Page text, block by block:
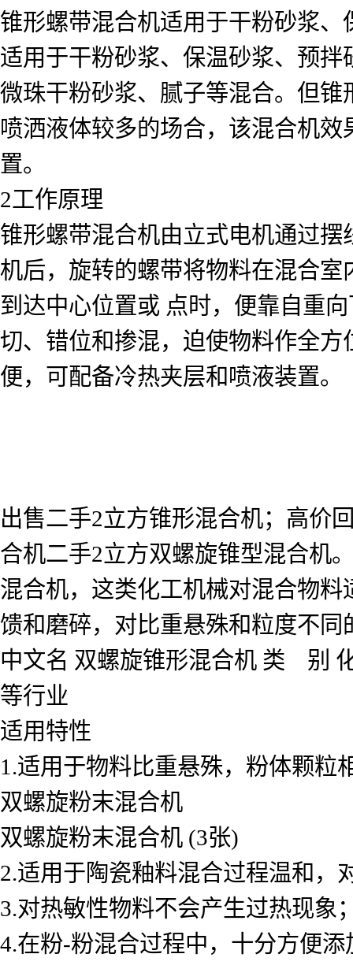
锥形螺带混合机适用于干粉砂浆
适用于干粉砂浆、保温砂浆、预
微珠干粉砂浆、腻子等混合。但
喷洒液体较多的场合，该混合机
置。
2工作原理
锥形螺带混合机由立式电机通过
机后，旋转的螺带将物料在混合
到达中心位置或 点时，便靠自重
切、错位和掺混，迫使物料作全
便，可配备冷热夹层和喷液装置。
出售二手2立方锥形混合机；高价
合机二手2立方双螺旋锥型混合机
混合机，这类化工机械对混合物
馈和磨碎，对比重悬殊和粒度不
中文名 双螺旋锥形混合机 类 别
等行业
适用特性
1.适用于物料比重悬殊，粉体颗粒
双螺旋粉末混合机
双螺旋粉末混合机 (3张)
2.适用于陶瓷釉料混合过程温和，
3.对热敏性物料不会产生过热现象
4.在粉-粉混合过程中，十分方便